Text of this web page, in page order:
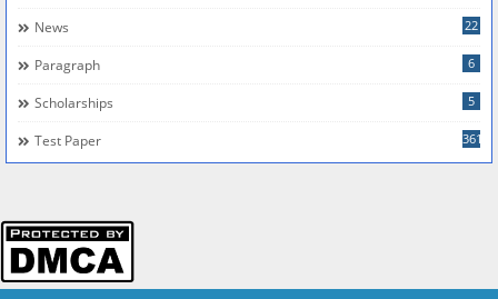
News 22
Paragraph 6
Scholarships 5
Test Paper 361